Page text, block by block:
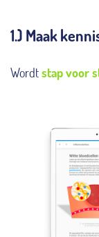
1.) Maak
Wordtstap voor